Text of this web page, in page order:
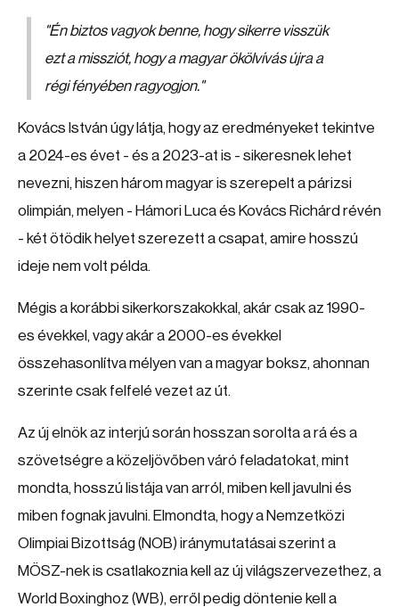
"Én biztos vagyok benne, hogy sikerre visszük
ezt a missziót, hogy a magyar ökölvívás újra a
régi fényében ragyogjon."
Kovács István úgy látja, hogy az eredményeket tekintve
a 2024-es évet - és a 2023-at is - sikeresnek lehet
nevezni, hiszen három magyar is szerepelt a párizsi
olimpián, melyen - Hámori Luca és Kovács Richárd révén
- két ötödik helyet szerezett a csapat, amire hosszú
ideje nem volt példa.
Mégis a korábbi sikerkorszakokkal, akár csak az 1990-
es évekkel, vagy akár a 2000-es évekkel
összehasonlítva mélyen van a magyar boksz, ahonnan
szerinte csak felfelé vezet az út.
Az új elnök az interjú során hosszan sorolta a rá és a
szövetségre a közeljövőben váró feladatokat, mint
mondta, hosszú listája van arról, miben kell javulni és
miben fognak javulni. Elmondta, hogy a Nemzetközi
Olimpiai Bizottság (NOB) iránymutatásai szerint a
MÖSZ-nek is csatlakoznia kell az új világszervezethez, a
World Boxinghoz (WB), erről pedig döntenie kell a